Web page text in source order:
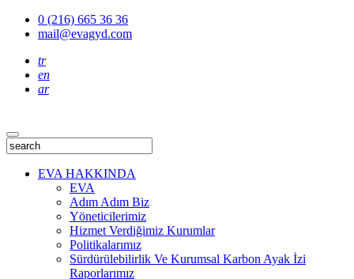
0 (216) 665 36 36
mail@evagyd.com
tr
en
ar
EVA HAKKINDA
EVA
Adım Adım Biz
Yöneticilerimiz
Hizmet Verdiğimiz Kurumlar
Politikalarımız
Sürdürülebilirlik Ve Kurumsal Karbon Ayak İzi
Raporlarımız